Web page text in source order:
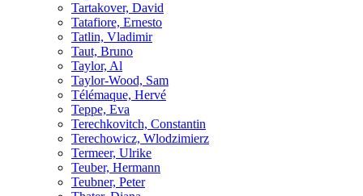
Tartakover, David
Tatafiore, Ernesto
Tatlin, Vladimir
Taut, Bruno
Taylor, Al
Taylor-Wood, Sam
Télémaque, Hervé
Teppe, Eva
Terechkovitch, Constantin
Terechowicz, Wlodzimierz
Termeer, Ulrike
Teuber, Hermann
Teubner, Peter